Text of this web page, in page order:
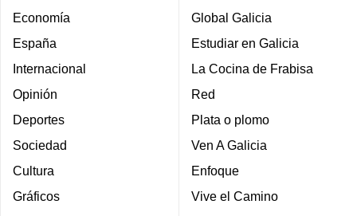
Economía
España
Internacional
Opinión
Deportes
Sociedad
Cultura
Gráficos
Global Galicia
Estudiar en Galicia
La Cocina de Frabisa
Red
Plata o plomo
Ven A Galicia
Enfoque
Vive el Camino